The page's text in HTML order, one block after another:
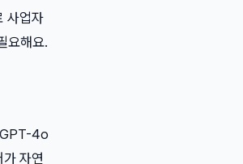
사업자
요해요.
GPT-4o
자연